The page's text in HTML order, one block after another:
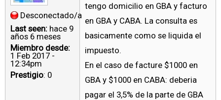
Desconectado/a
Last seen: hace 9
años 6 meses
Miembro desde:
1 Feb 2017 -
12:34pm
Prestigio: 0
tengo domicilio en GBA y facturo
en GBA y CABA. La consulta es
basicamente como se liquida el
impuesto.
En el caso de facture $1000 en
GBA y $1000 en CABA: deberia
pagar el 3,5% de la parte de GBA